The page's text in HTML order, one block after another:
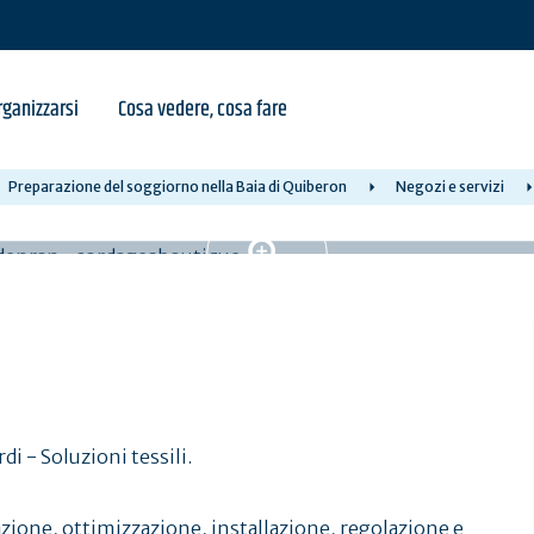
Cosa vedere, cosa fare
Preparazione del soggiorno nella Baia di Quiberon Negozi e servizi
- Soluzioni tessili.
ottimizzazione, installazione, regolazione e